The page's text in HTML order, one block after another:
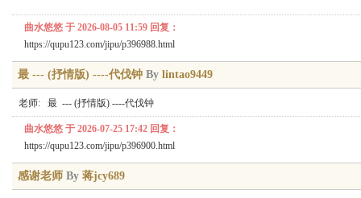
曲水悠悠 于 2026-08-05 11:59 回复：
https://qupu123.com/jipu/p396988.html
最 --- (抒情版) ----代伐钟 By lintao9449
老师: 最 --- (抒情版) ----代伐钟
曲水悠悠 于 2026-07-25 17:42 回复：
https://qupu123.com/jipu/p396900.html
感谢老师 By 蒋jcy689